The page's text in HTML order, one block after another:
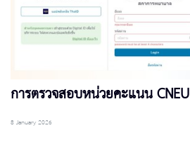
การตรวจสอบหน่วยคะแนน CNEU
8 January 2026